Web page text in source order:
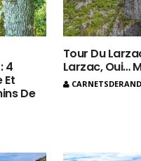
4
Et
De
Tour Du
Larzac, Oui…